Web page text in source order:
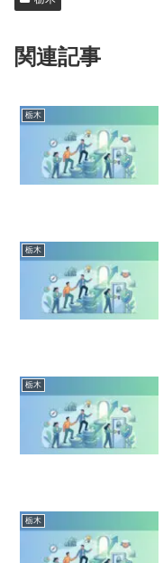
関連記事
栃木
栃木
栃木
栃木